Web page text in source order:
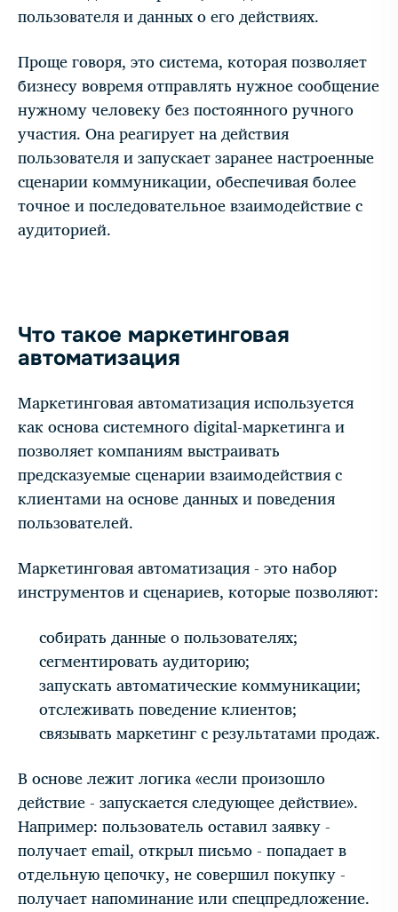
пользователя и данных о его действиях.
Проще говоря, это система, которая позволяет
бизнесу вовремя отправлять нужное сообщение
нужному человеку без постоянного ручного
участия. Она реагирует на действия
пользователя и запускает заранее настроенные
сценарии коммуникации, обеспечивая более
точное и последовательное взаимодействие с
аудиторией.
Что такое маркетинговая
автоматизация
Маркетинговая автоматизация используется
как основа системного digital-маркетинга и
позволяет компаниям выстраивать
предсказуемые сценарии взаимодействия с
клиентами на основе данных и поведения
пользователей.
Маркетинговая автоматизация - это набор
инструментов и сценариев, которые позволяют:
собирать данные о пользователях;
сегментировать аудиторию;
запускать автоматические коммуникации;
отслеживать поведение клиентов;
связывать маркетинг с результатами продаж.
В основе лежит логика «если произошло
действие - запускается следующее действие».
Например: пользователь оставил заявку -
получает email, открыл письмо - попадает в
отдельную цепочку, не совершил покупку -
получает напоминание или спецпредложение.